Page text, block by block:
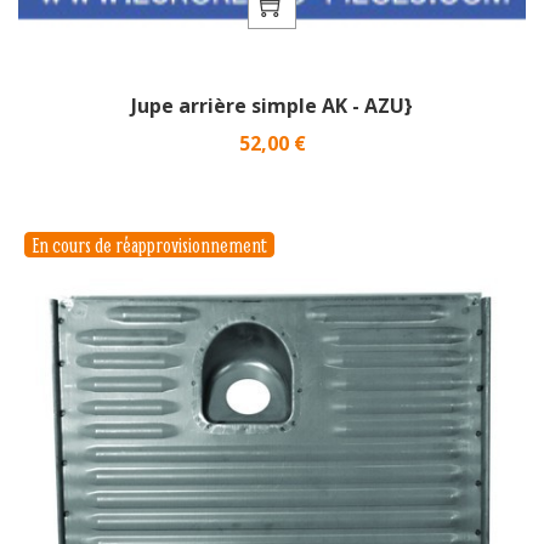
Jupe arrière simple AK - AZU}
Prix
52,00 €
En cours de réapprovisionnement